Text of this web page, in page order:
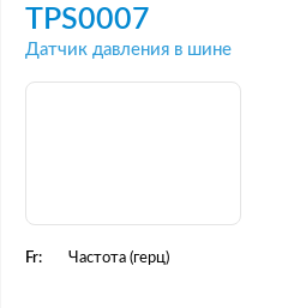
TPS0007
Датчик давления в шине
Fr: Частота (герц)